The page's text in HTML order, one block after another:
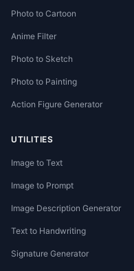
Photo to Cartoon
Anime Filter
Photo to Sketch
Photo to Painting
Action Figure Generator
UTILITIES
Image to Text
Image to Prompt
Image Description Generator
Text to Handwriting
Signature Generator